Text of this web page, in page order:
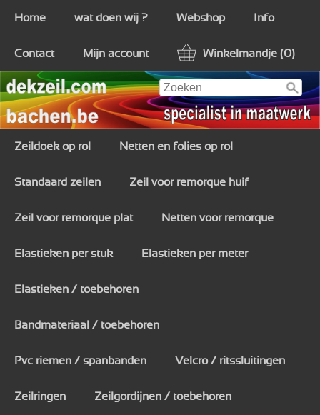
Home wat doen wij ? Webshop Info
Contact Mijn account Winkelmandje (0)
Zeildoek op rol Netten en folies op rol
Standaard zeilen Zeil voor remorque huif
Zeil voor remorque plat Netten voor remorque
Elastieken per stuk Elastieken per meter
Elastieken / toebehoren
Bandmateriaal / toebehoren
Pvc riemen / spanbanden Velcro / ritssluitingen
Zeilringen Zeilgordijnen / toebehoren